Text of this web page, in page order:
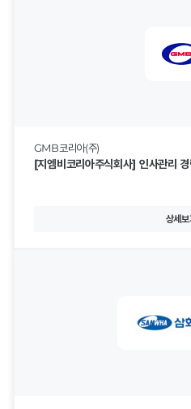
GMB코리아(주)
[지엠비코리아주식회사] 인사관리
상세